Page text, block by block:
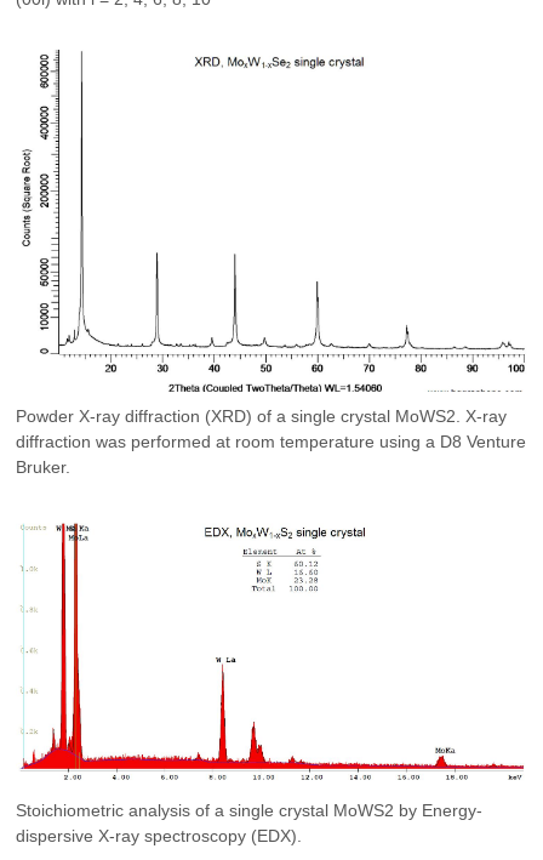
Powder X-ray diffraction (XRD) of a single crystal MoWS2. X-ray
diffraction was performed at room temperature using a D8 Venture
Bruker.
Stoichiometric analysis of a single crystal MoWS2 by Energy-
dispersive X-ray spectroscopy (EDX).